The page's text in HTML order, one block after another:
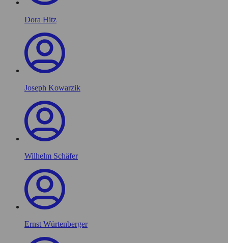
Dora Hitz
Joseph Kowarzik
Wilhelm Schäfer
Ernst Würtenberger